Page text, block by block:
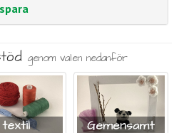
genom valen nedanför